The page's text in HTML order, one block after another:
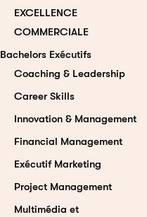
EXCELLENCE
COMMERCIALE
Bachelors Exécutifs
Coaching & Leadership
Career Skills
Innovation & Management
Financial Management
Exécutif Marketing
Project Management
Multimédia et